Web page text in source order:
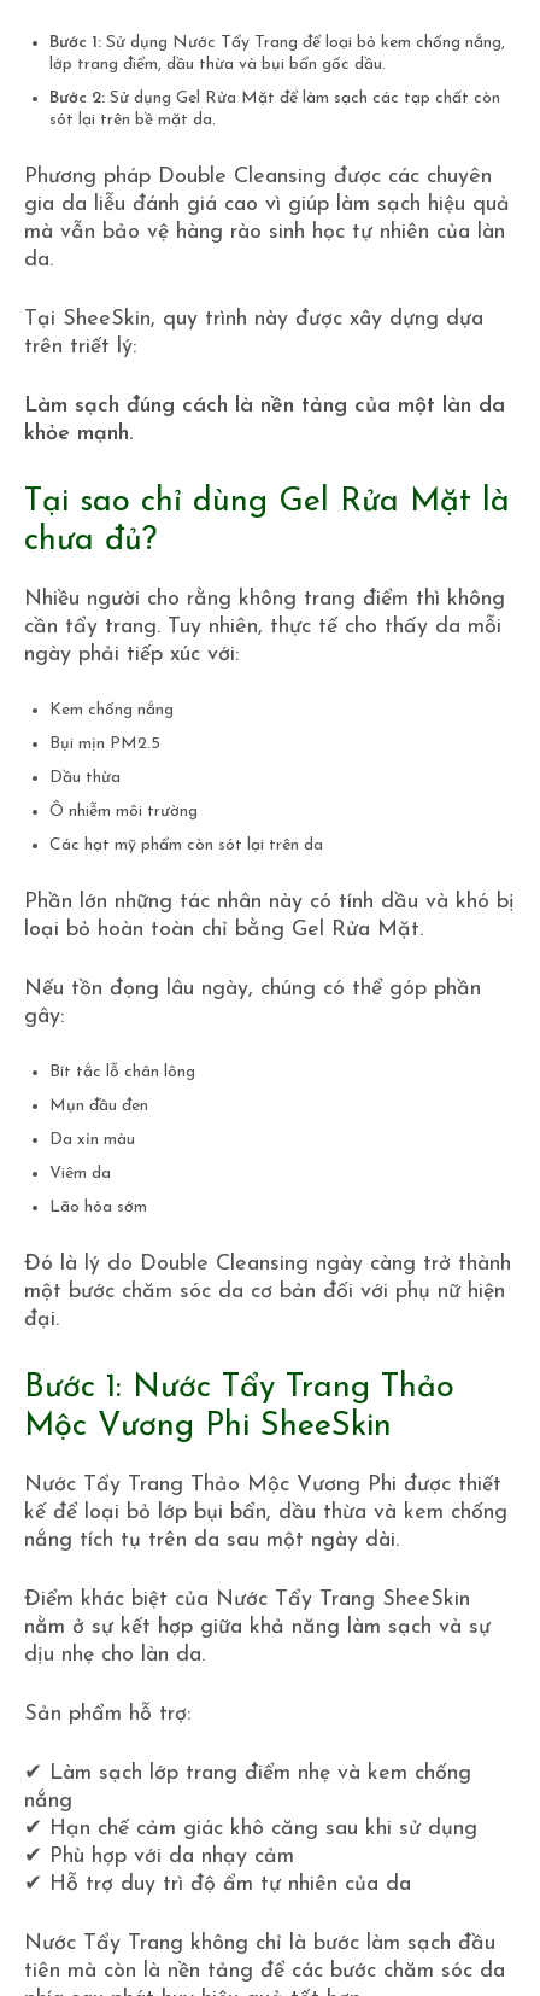
Bước 1: Sử dụng Nước Tẩy Trang để loại bỏ kem chống nắng,
lớp trang điểm, dầu thừa và bụi bẩn gốc dầu.
Bước 2: Sử dụng Gel Rửa Mặt để làm sạch các tạp chất còn
sót lại trên bề mặt da.
Phương pháp Double Cleansing được các chuyên
gia da liễu đánh giá cao vì giúp làm sạch hiệu quả
mà vẫn bảo vệ hàng rào sinh học tự nhiên của làn
da.
Tại SheeSkin, quy trình này được xây dựng dựa
trên triết lý:
Làm sạch đúng cách là nền tảng của một làn da
khỏe mạnh.
Tại sao chỉ dùng Gel Rửa Mặt là
chưa đủ?
Nhiều người cho rằng không trang điểm thì không
cần tẩy trang. Tuy nhiên, thực tế cho thấy da mỗi
ngày phải tiếp xúc với:
Kem chống nắng
Bụi mịn PM2.5
Dầu thừa
Ô nhiễm môi trường
Các hạt mỹ phẩm còn sót lại trên da
Phần lớn những tác nhân này có tính dầu và khó bị
loại bỏ hoàn toàn chỉ bằng Gel Rửa Mặt.
Nếu tồn đọng lâu ngày, chúng có thể góp phần
gây:
Bít tắc lỗ chân lông
Mụn đầu đen
Da xỉn màu
Viêm da
Lão hóa sớm
Đó là lý do Double Cleansing ngày càng trở thành
một bước chăm sóc da cơ bản đối với phụ nữ hiện
đại.
Bước 1: Nước Tẩy Trang Thảo
Mộc Vương Phi SheeSkin
Nước Tẩy Trang Thảo Mộc Vương Phi được thiết
kế để loại bỏ lớp bụi bẩn, dầu thừa và kem chống
nắng tích tụ trên da sau một ngày dài.
Điểm khác biệt của Nước Tẩy Trang SheeSkin
nằm ở sự kết hợp giữa khả năng làm sạch và sự
dịu nhẹ cho làn da.
Sản phẩm hỗ trợ:
✔ Làm sạch lớp trang điểm nhẹ và kem chống
nắng
✔ Hạn chế cảm giác khô căng sau khi sử dụng
✔ Phù hợp với da nhạy cảm
✔ Hỗ trợ duy trì độ ẩm tự nhiên của da
Nước Tẩy Trang không chỉ là bước làm sạch đầu
tiên mà còn là nền tảng để các bước chăm sóc da